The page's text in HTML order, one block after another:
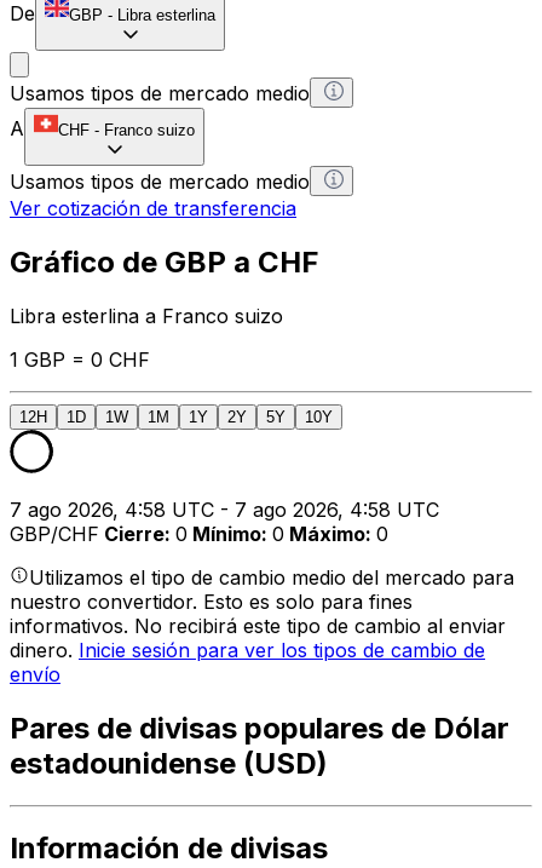
De
GBP - Libra esterlina
Usamos tipos de mercado medio
A
CHF - Franco suizo
Usamos tipos de mercado medio
Ver cotización de transferencia
Gráfico de GBP a CHF
Libra esterlina a Franco suizo
1 GBP = 0 CHF
12H 1D 1W 1M 1Y 2Y 5Y 10Y
7 ago 2026, 4:58 UTC - 7 ago 2026, 4:58 UTC
GBP/CHF Cierre: 0 Mínimo: 0 Máximo: 0
Utilizamos el tipo de cambio medio del mercado para
nuestro convertidor. Esto es solo para fines
informativos. No recibirá este tipo de cambio al enviar
dinero. Inicie sesión para ver los tipos de cambio de
envío
Pares de divisas populares de Dólar
estadounidense (USD)
Información de divisas